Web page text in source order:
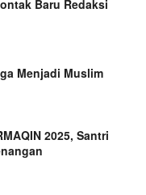
Baru Redaksi
Menjadi Muslim
2025, Santri